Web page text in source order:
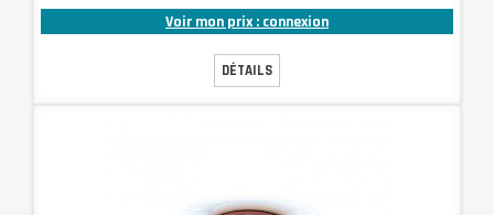
Voir mon prix : connexion
DÉTAILS